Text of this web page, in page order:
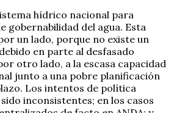
hídrico nacional para
gobernabilidad del agua. Esta
un lado, porque no existe un
en parte al desfasado
otro lado, a la escasa capacidad
junto a una pobre planificación
Los intentos de política
inconsistentes; en los casos